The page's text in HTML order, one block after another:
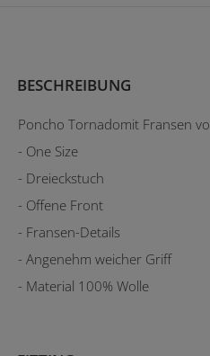
BESCHREIBUNG
Poncho Tornadomit Fransen
- One Size
- Dreieckstuch
- Offene Front
- Fransen-Details
- Angenehm weicher Griff
- Material 100% Wolle